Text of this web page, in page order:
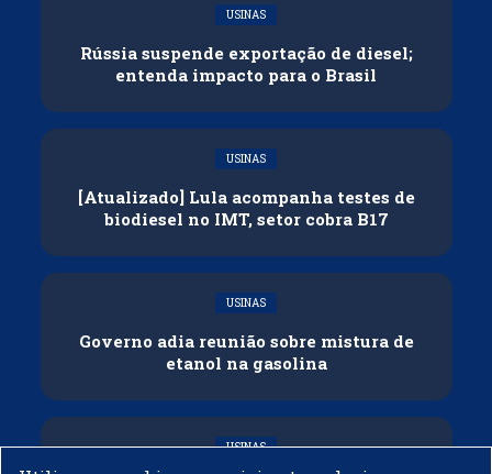
USINAS
Rússia suspende exportação de diesel;
entenda impacto para o Brasil
USINAS
[Atualizado] Lula acompanha testes de
biodiesel no IMT, setor cobra B17
USINAS
Governo adia reunião sobre mistura de
etanol na gasolina
USINAS